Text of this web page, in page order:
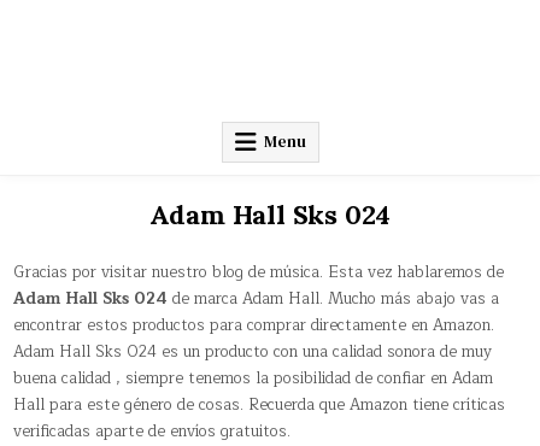
Menu
Adam Hall Sks 024
Gracias por visitar nuestro blog de música. Esta vez hablaremos de
Adam Hall Sks 024 de marca Adam Hall. Mucho más abajo vas a
encontrar estos productos para comprar directamente en Amazon.
Adam Hall Sks 024 es un producto con una calidad sonora de muy
buena calidad , siempre tenemos la posibilidad de confiar en Adam
Hall para este género de cosas. Recuerda que Amazon tiene críticas
verificadas aparte de envíos gratuitos.